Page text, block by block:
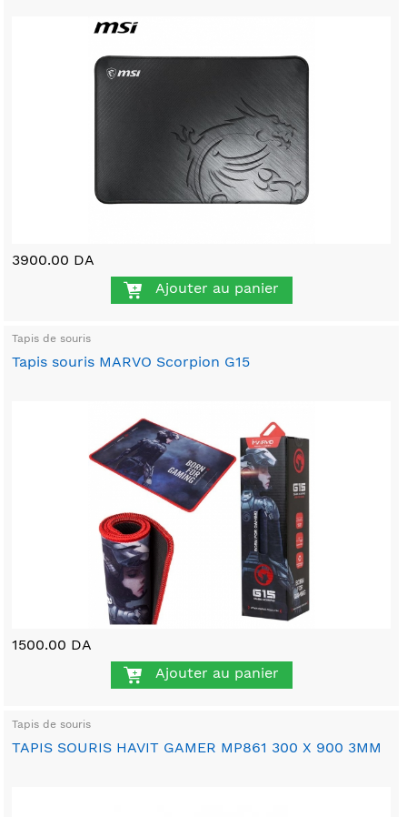
3900.00 DA
Ajouter au panier
Tapis de souris
Tapis souris MARVO Scorpion G15
1500.00 DA
Ajouter au panier
Tapis de souris
TAPIS SOURIS HAVIT GAMER MP861 300 X 900 3MM